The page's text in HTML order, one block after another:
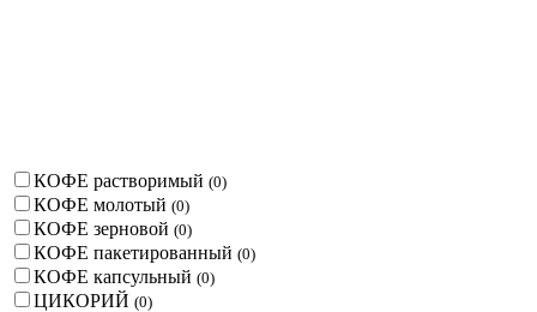
КОФЕ растворимый (0)
КОФЕ молотый (0)
КОФЕ зерновой (0)
КОФЕ пакетированный (0)
КОФЕ капсульный (0)
ЦИКОРИЙ (0)